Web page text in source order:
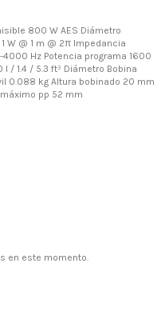
800 W AES Diámetro
W @ 1 m @ 2π Impedancia
Hz Potencia programa 1600
/ 1.4 / 5.3 ft³ Diámetro Bobina
0.088 kg Altura bobinado 20 mm
pp 52 mm
en este momento.